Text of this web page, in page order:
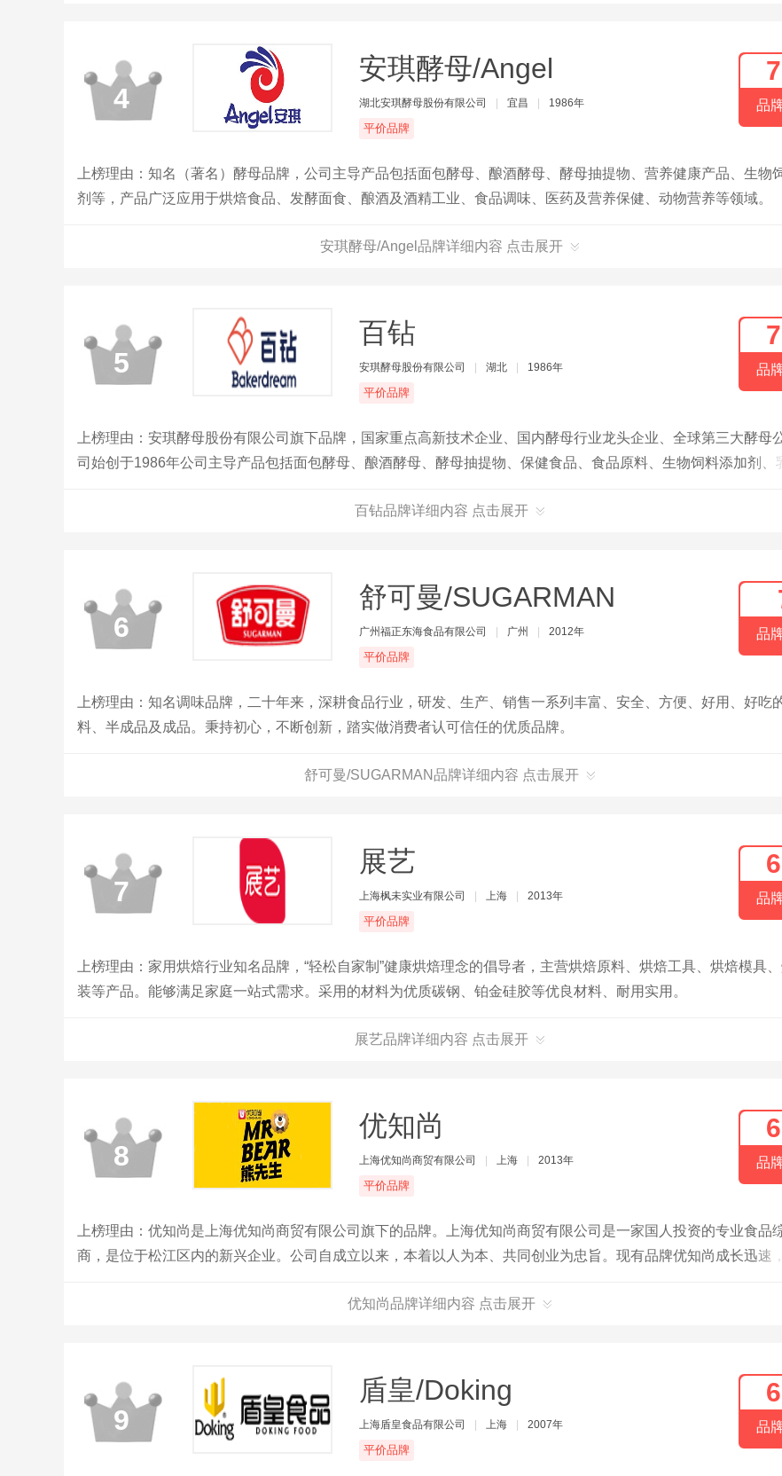
4
安琪酵母/Angel
湖北安琪酵母股份有限公司 宜昌 1986年
平价品牌
品
上榜理由：知名（著名）酵母品牌，公司主导产品包括面包酵母、酿酒酵母、酵母抽提物、营养健康产品、生物
剂等，产品广泛应用于烘焙食品、发酵面食、酿酒及酒精工业、食品调味、医药及营养保健、动物营养等领域。
安琪酵母/Angel品牌详细内容 点击展开
5
百钻
安琪酵母股份有限公司 湖北 1986年
平价品牌
品
上榜理由：安琪酵母股份有限公司旗下品牌，国家重点高新技术企业、国内酵母行业龙头企业、全球第三大酵母
司始创于1986年公司主导产品包括面包酵母、酿酒酵母、酵母抽提物、保健食品、食品原料、生物饲料添加剂、
百钻品牌详细内容 点击展开
6
舒可曼/SUGARMAN
广州福正东海食品有限公司 广州 2012年
平价品牌
品
上榜理由：知名调味品牌，二十年来，深耕食品行业，研发、生产、销售一系列丰富、安全、方便、好用、好吃
料、半成品及成品。秉持初心，不断创新，踏实做消费者认可信任的优质品牌。
舒可曼/SUGARMAN品牌详细内容 点击展开
7
展艺
上海枫未实业有限公司 上海 2013年
平价品牌
品
上榜理由：家用烘焙行业知名品牌，“轻松自家制”健康烘焙理念的倡导者，主营烘焙原料、烘焙工具、烘焙模具
装等产品。能够满足家庭一站式需求。采用的材料为优质碳钢、铂金硅胶等优良材料、耐用实用。
展艺品牌详细内容 点击展开
8
优知尚
上海优知尚商贸有限公司 上海 2013年
平价品牌
品
上榜理由：优知尚是上海优知尚商贸有限公司旗下的品牌。上海优知尚商贸有限公司是一家国人投资的专业食品
商，是位于松江区内的新兴企业。公司自成立以来，本着以人为本、共同创业为忠旨。现有品牌优知尚成长迅速
优知尚品牌详细内容 点击展开
9
盾皇/Doking
上海盾皇食品有限公司 上海 2007年
平价品牌
品